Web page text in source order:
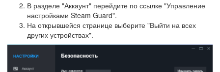
В разделе "Аккаунт" перейдите по ссылке "Управление
настройками Steam Guard".
На открывшейся странице выберите "Выйти на всех
других устройствах".